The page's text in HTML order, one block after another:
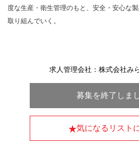
度な生産・衛生管理のもと、安全・安心な
取り組んでいく。
募集を終了しま
気になるリスト
求人管理会社：株式会社み